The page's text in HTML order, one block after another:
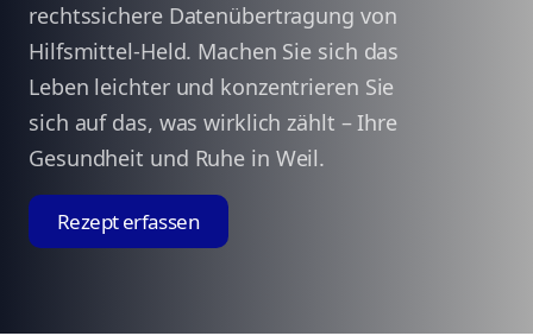
rechtssichere Datenübertragung von
Hilfsmittel-Held. Machen Sie sich das
Leben leichter und konzentrieren Sie
sich auf das, was wirklich zählt – Ihre
Gesundheit und Ruhe in Weil.
Rezept erfassen